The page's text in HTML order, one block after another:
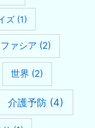
ズ (1)
ファシア (2)
世界 (2)
介護予防 (4)